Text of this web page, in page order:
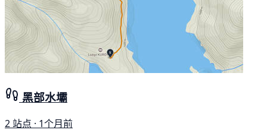
黑部水壩
2 站点 · 1个月前